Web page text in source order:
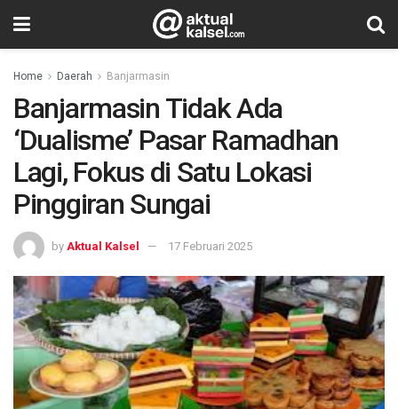
Home Daerah Banjarmasin
Banjarmasin Tidak Ada
‘Dualisme’ Pasar Ramadhan
Lagi, Fokus di Satu Lokasi
Pinggiran Sungai
by Aktual Kalsel 17 Februari 2025